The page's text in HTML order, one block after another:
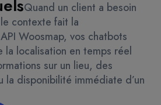
Quand un client a besoin
contexte fait la
Woosmap, vos chatbots
la localisation en temps réel
sur un lieu, des
la disponibilité immédiate d’un